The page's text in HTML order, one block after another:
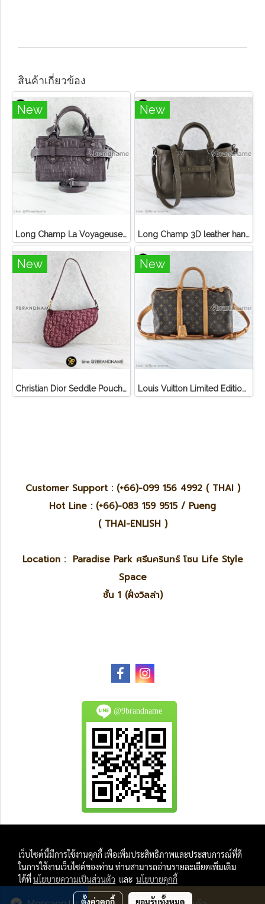
สินค้าเกี่ยวข้อง
New
Long Champ La Voyageuse Bag Leather
New
Long Champ 3D leather handbag
New
Christian Dior Seddle Pouch Accessory Hand Bag
New
Louis Vuitton Limited Edition Monogram Canvas Sofia Coppola SC Bag
Customer Support : (+66)-099 156 4992 ( THAI )
Hot Line : (+66)-083 159 9515 / Pueng
( THAI-ENLISH )
Location : Paradise Park ศรีนครินทร์ โซน Life Style
Space
ชั้น 1 (ฝั่งวิลล่า)
@9brandname
And
All Photo in this website were taken by
9Brandname's Team.
เว็บไซต์นี้มีการใช้งานคุกกี้ เพื่อเพิ่มประสิทธิภาพและประสบการณ์ที่ดี
ในการใช้งานเว็บไซต์ของท่าน ท่านสามารถอ่านรายละเอียดเพิ่มเติม
ได้ที่นโยบายความเป็นส่วนตัว และ นโยบายคุกกี้
ตั้งค่าคุกกี้ ยอมรับทั้งหมด